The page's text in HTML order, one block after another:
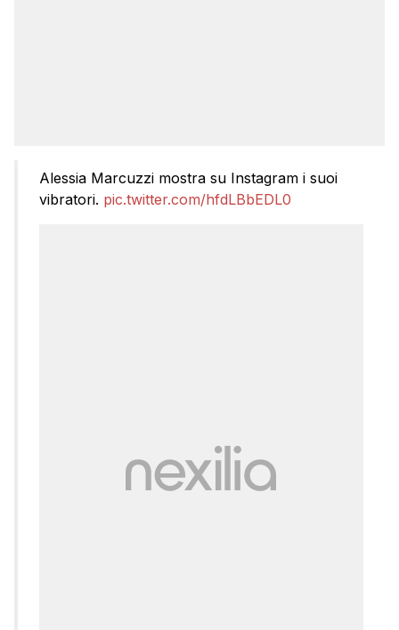
Alessia Marcuzzi mostra su Instagram i suoi
vibratori. pic.twitter.com/hfdLBbEDL0